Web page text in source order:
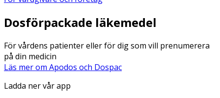
Dosförpackade läkemedel
För vårdens patienter eller för dig som vill prenumerera
på din medicin
Läs mer om Apodos och Dospac
Ladda ner vår app